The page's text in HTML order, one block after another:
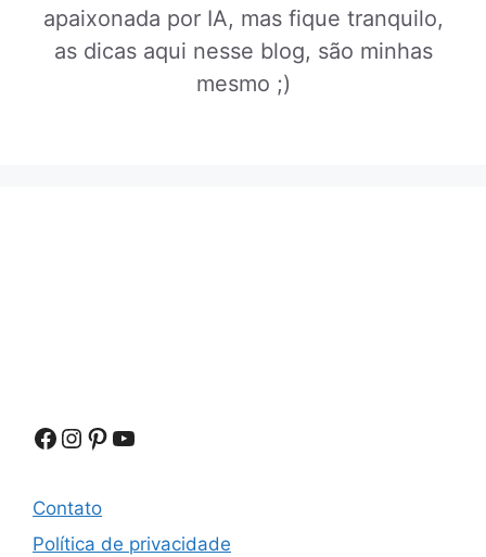
apaixonada por IA, mas fique tranquilo,
as dicas aqui nesse blog, são minhas
mesmo ;)
Facebook
Instagram
Pinterest
Youtube
Contato
Política de privacidade